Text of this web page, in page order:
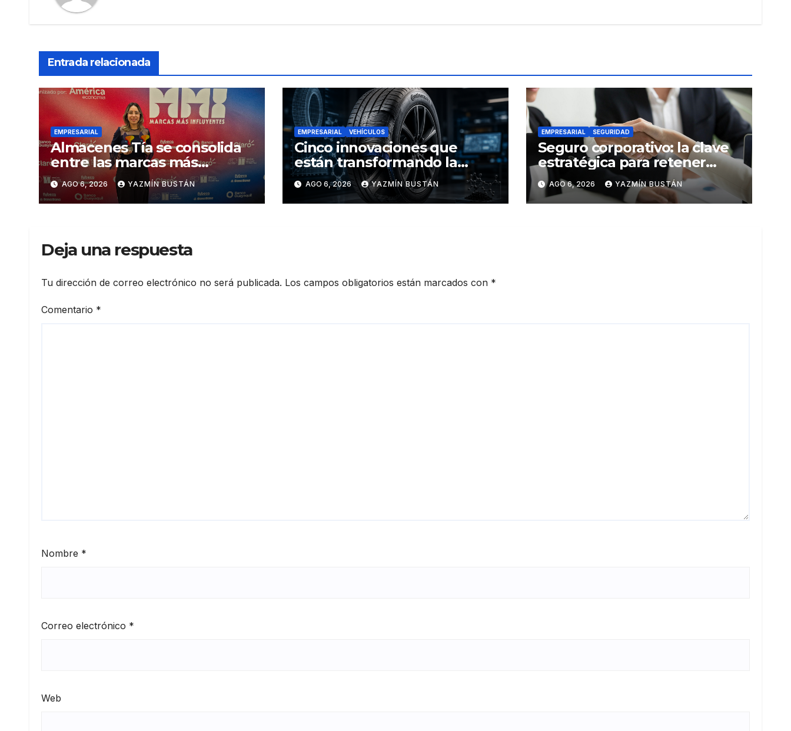
Entrada relacionada
EMPRESARIAL
Almacenes Tía se consolida
entre las marcas más
influyentes del Ecuador
AGO 6, 2026 YAZMÍN BUSTÁN
EMPRESARIAL VEHÍCULOS
Cinco innovaciones que
están transformando la
industria de los neumáticos y
redefinen el futuro de la
movilidad
AGO 6, 2026 YAZMÍN BUSTÁN
EMPRESARIAL SEGURIDAD
Seguro corporativo: la clave
estratégica para retener
talento en Ecuador
AGO 6, 2026 YAZMÍN BUSTÁN
Deja una respuesta
Tu dirección de correo electrónico no será publicada. Los campos obligatorios están marcados con *
Comentario *
Nombre *
Correo electrónico *
Web